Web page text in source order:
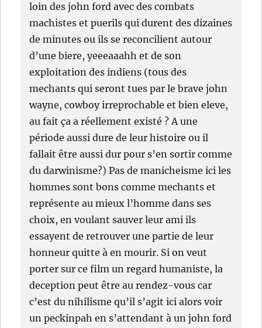
loin des john ford avec des combats
machistes et puerils qui durent des dizaines
de minutes ou ils se reconcilient autour
d’une biere, yeeeaaahh et de son
exploitation des indiens (tous des
mechants qui seront tues par le brave john
wayne, cowboy irreprochable et bien eleve,
au fait ça a réellement existé ? A une
période aussi dure de leur histoire ou il
fallait être aussi dur pour s’en sortir comme
du darwinisme?) Pas de manicheisme ici les
hommes sont bons comme mechants et
représente au mieux l’homme dans ses
choix, en voulant sauver leur ami ils
essayent de retrouver une partie de leur
honneur quitte à en mourir. Si on veut
porter sur ce film un regard humaniste, la
deception peut être au rendez-vous car
c’est du nihilisme qu’il s’agit ici alors voir
un peckinpah en s’attendant à un john ford